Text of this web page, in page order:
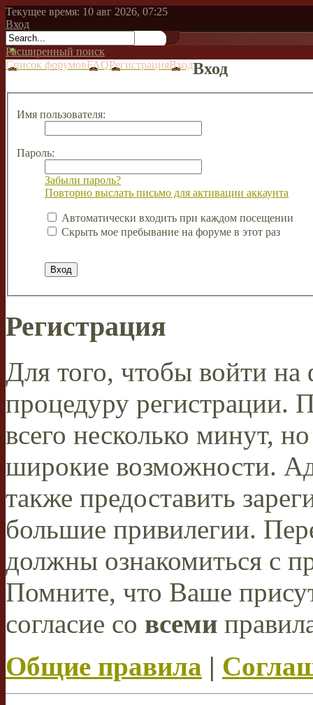
Текущее время: 10 авг 2026, 07:25
Вход
Расширенный поиск
Список форумовFAQРегистрацияВходВход
Имя пользователя:
Пароль:
Забыли пароль?
Повторно выслать письмо для активации аккаунта
Автоматически входить при каждом посещении
Скрыть мое пребывание на форуме в этот раз
Регистрация
Для того, чтобы войти
процедуру регистрации.
всего несколько минут,
широкие возможности.
также предоставить
большие привилегии.
должны ознакомиться с
Помните, что Ваше
согласие со всеми
Общие правила |